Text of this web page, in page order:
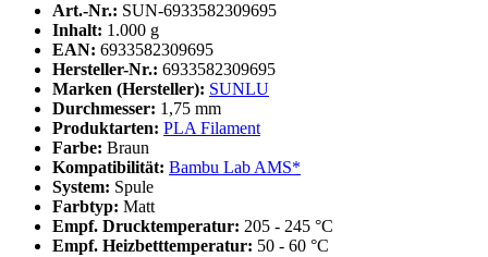
Art.-Nr.: SUN-6933582309695
Inhalt: 1.000 g
EAN: 6933582309695
Hersteller-Nr.: 6933582309695
Marken (Hersteller): SUNLU
Durchmesser: 1,75 mm
Produktarten: PLA Filament
Farbe: Braun
Kompatibilität: Bambu Lab AMS*
System: Spule
Farbtyp: Matt
Empf. Drucktemperatur: 205 - 245 °C
Empf. Heizbetttemperatur: 50 - 60 °C